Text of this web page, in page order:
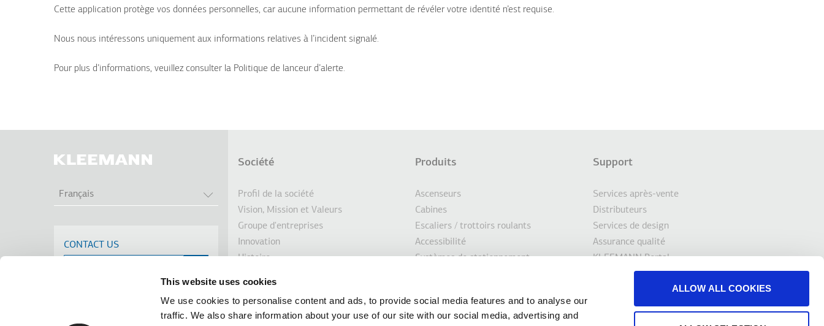
This website uses cookies
We use cookies to personalise content and ads, to provide social media features and to analyse our
traffic. We also share information about your use of our site with our social media, advertising and
ALLOW ALL COOKIES
Cette application protège vos données personnelles, car aucune information permettant de révéler votre identité n’est requise.
Nous nous intéressons uniquement aux informations relatives à l’incident signalé.
Pour plus d’informations, veuillez consulter la Politique de lanceur d’alerte.
Français
CONTACT US
Pied
de
page
Société
Profil de la société
Vision, Mission et Valeurs
Groupe d'entreprises
Innovation
Histoire
Prix
Nouvelles
Produits
Ascenseurs
Cabines
Escaliers / trottoirs roulants
Accessibilité
Systèmes de stationnement
Solutions de modernisation
Support
Services après-vente
Distributeurs
Services de design
Assurance qualité
KLEEMANN Portal
Outils et téléchargements